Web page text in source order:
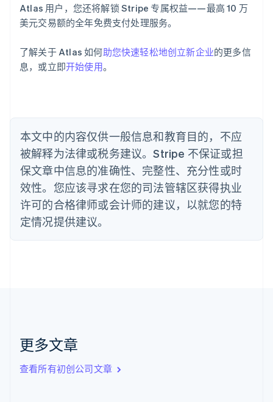
Atlas 用户，您还将解锁 Stripe 专属权益——最高 10 万
美元交易额的全年免费支付处理服务。
了解关于 Atlas 如何助您快速轻松地创立新企业的更多信
息，或立即开始使用。
本文中的内容仅供一般信息和教育目的，不应
被解释为法律或税务建议。Stripe 不保证或担
保文章中信息的准确性、完整性、充分性或时
效性。您应该寻求在您的司法管辖区获得执业
许可的合格律师或会计师的建议，以就您的特
定情况提供建议。
更多文章
查看所有初创公司文章
English
奥地利
DeutschEnglish
English
巴西
比利时
波兰
English
丹麦
English
德国
DeutschEnglish
法国
FrançaisEnglish
芬兰
克罗地亚
EnglishItaliano
拉脱维亚
English